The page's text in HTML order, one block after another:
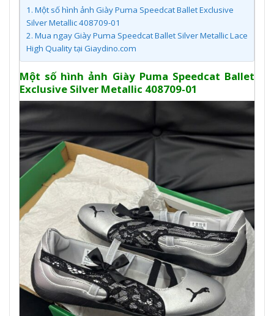
1. Một số hình ảnh Giày Puma Speedcat Ballet Exclusive
Silver Metallic 408709-01
2. Mua ngay Giày Puma Speedcat Ballet Silver Metallic Lace
High Quality tại Giaydino.com
Một số hình ảnh Giày Puma Speedcat Ballet
Exclusive Silver Metallic 408709-01